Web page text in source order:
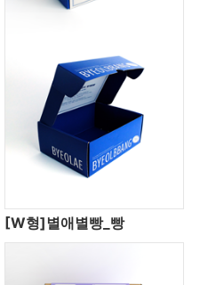
[W형]별애별빵_빵